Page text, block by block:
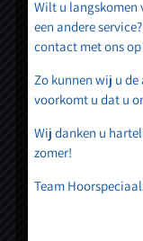
Contact
015 – 369 06
Gesloten:
Wilt u langskomen
een andere
contact met ons
Zo kunnen wij u
voorkomt u dat u
Wij danken u
zomer!
Team